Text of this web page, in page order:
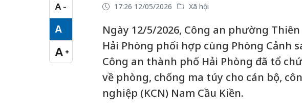
A −
Cỡ chữ nhỏ
A
Cỡ chữ vừa
A +
Cỡ chữ lớn
17:26 12/05/2026 Xã hội
Ngày 12/5/2026, Công an phường
Hải Phòng phối hợp cùng Phòng Cảnh
Công an thành phố Hải Phòng đã tổ
về phòng, chống ma túy cho cán bộ,
nghiệp (KCN) Nam Cầu Kiền.